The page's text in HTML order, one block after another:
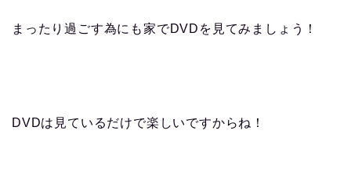
まったり過ごす為にも家でDVDを見てみましょう！
DVDは見ているだけで楽しいですからね！